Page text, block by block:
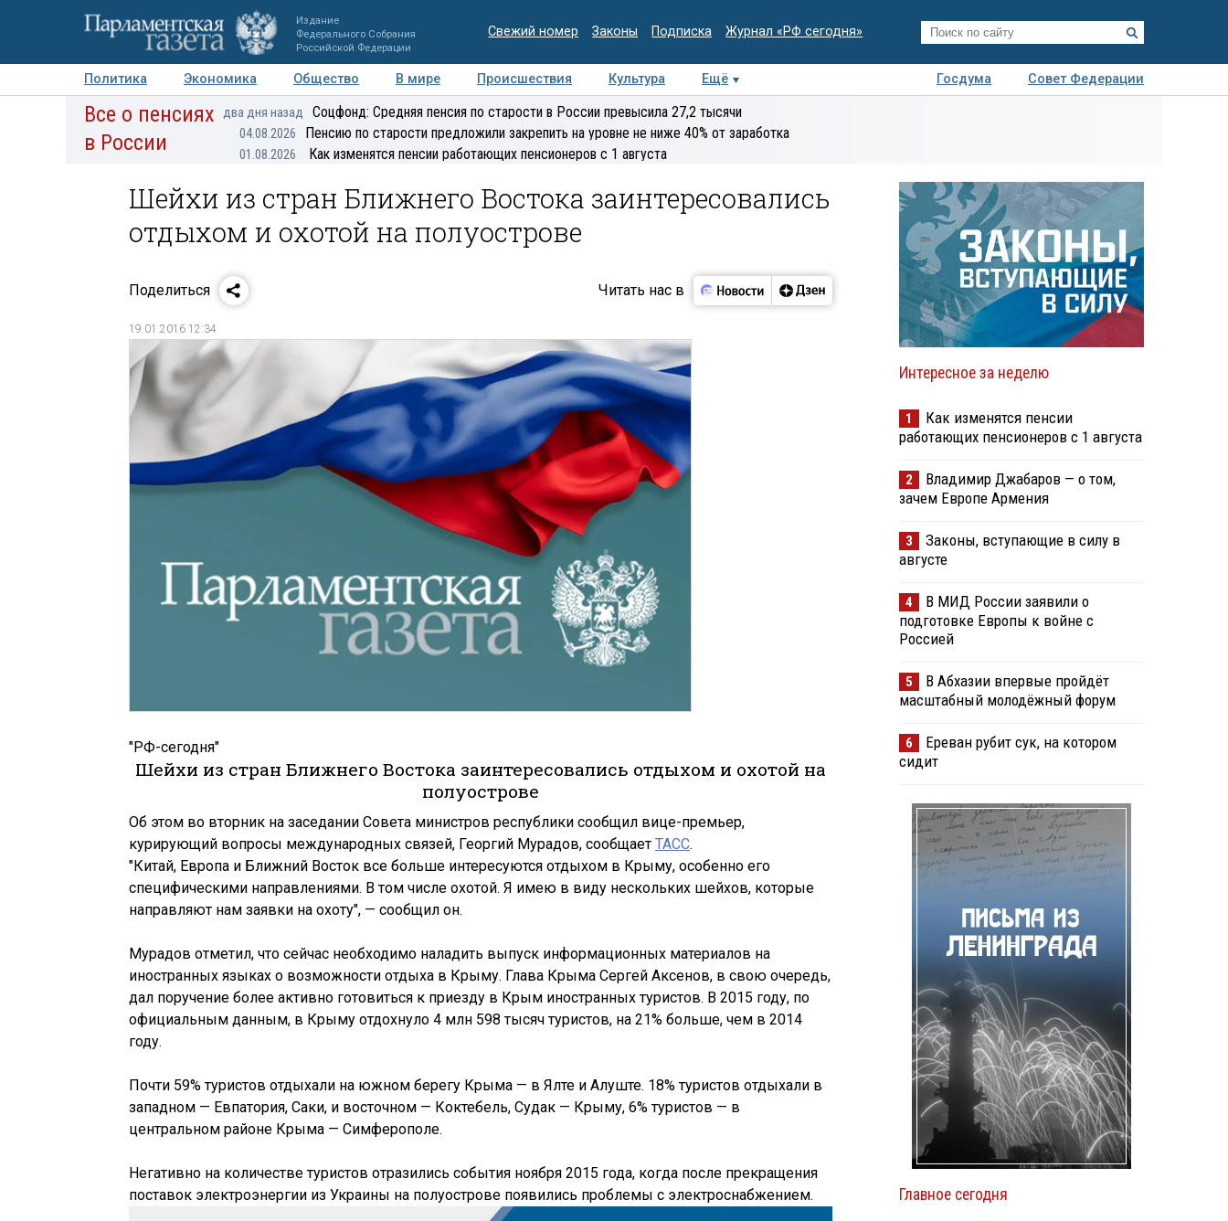
Издание
Федерального Собрания
Российской Федерации
Свежий номер Законы Подписка Журнал «РФ сегодня»
Политика Экономика Общество В мире Происшествия Культура Ещё Госдума
Совет Федерации
Авторы Персоны Мнения Регионы Медиацентр Интервью Колумнисты
Все о пенсиях
в России
два дня назад Соцфонд: Средняя пенсия по старости в России превысила 27,2 тысячи
04.08.2026 Пенсию по старости предложили закрепить на уровне не ниже 40% от заработка
01.08.2026 Как изменятся пенсии работающих пенсионеров с 1 августа
Шейхи из стран Ближнего Востока заинтересовались
отдыхом и охотой на полуострове
Поделиться Читать нас в
19.01.2016 12:34
"РФ-сегодня"
Шейхи из стран Ближнего Востока заинтересовались отдыхом и охотой на
полуострове
Об этом во вторник на заседании Совета министров республики сообщил вице-премьер,
курирующий вопросы международных связей, Георгий Мурадов, сообщает ТАСС.
"Китай, Европа и Ближний Восток все больше интересуются отдыхом в Крыму, особенно его
специфическими направлениями. В том числе охотой. Я имею в виду нескольких шейхов, которые
направляют нам заявки на охоту", — сообщил он.
Мурадов отметил, что сейчас необходимо наладить выпуск информационных материалов на
иностранных языках о возможности отдыха в Крыму. Глава Крыма Сергей Аксенов, в свою очередь,
дал поручение более активно готовиться к приезду в Крым иностранных туристов. В 2015 году, по
официальным данным, в Крыму отдохнуло 4 млн 598 тысяч туристов, на 21% больше, чем в 2014
году.
Почти 59% туристов отдыхали на южном берегу Крыма — в Ялте и Алуште. 18% туристов отдыхали в
западном — Евпатория, Саки, и восточном — Коктебель, Судак — Крыму, 6% туристов — в
центральном районе Крыма — Симферополе.
Негативно на количестве туристов отразились события ноября 2015 года, когда после прекращения
поставок электроэнергии из Украины на полуострове появились проблемы с электроснабжением.
Интересное за неделю
1
Как изменятся пенсии
работающих пенсионеров с 1 августа
2
Владимир Джабаров — о том,
зачем Европе Армения
3
Законы, вступающие в силу в
августе
4
В МИД России заявили о
подготовке Европы к войне с
Россией
5
В Абхазии впервые пройдёт
масштабный молодёжный форум
6
Ереван рубит сук, на котором
сидит
Главное сегодня